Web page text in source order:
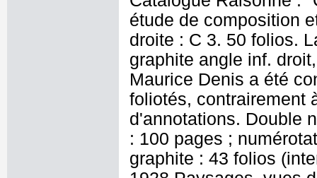
étude de composition
droite : C 3. 50 folios.
graphite angle inf.
Maurice Denis a été
foliotés, contrairement
d'annotations. Double
: 100 pages ;
graphite : 43 folios